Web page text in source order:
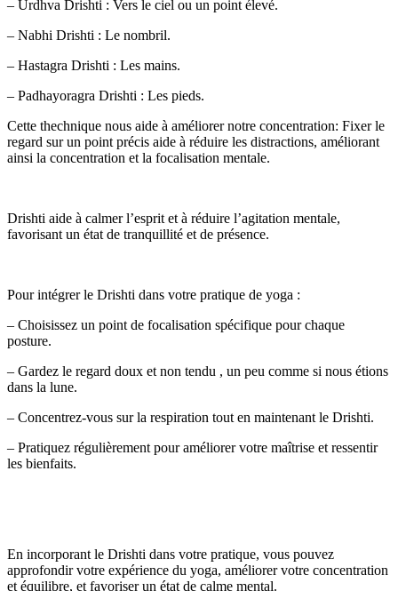
– Urdhva Drishti : Vers le ciel ou un point élevé.
– Nabhi Drishti : Le nombril.
– Hastagra Drishti : Les mains.
– Padhayoragra Drishti : Les pieds.
Cette thechnique nous aide à améliorer notre concentration: Fixer le
regard sur un point précis aide à réduire les distractions, améliorant
ainsi la concentration et la focalisation mentale.
Drishti aide à calmer l’esprit et à réduire l’agitation mentale,
favorisant un état de tranquillité et de présence.
Pour intégrer le Drishti dans votre pratique de yoga :
– Choisissez un point de focalisation spécifique pour chaque
posture.
– Gardez le regard doux et non tendu , un peu comme si nous étions
dans la lune.
– Concentrez-vous sur la respiration tout en maintenant le Drishti.
– Pratiquez régulièrement pour améliorer votre maîtrise et ressentir
les bienfaits.
En incorporant le Drishti dans votre pratique, vous pouvez
approfondir votre expérience du yoga, améliorer votre concentration
et équilibre, et favoriser un état de calme mental.